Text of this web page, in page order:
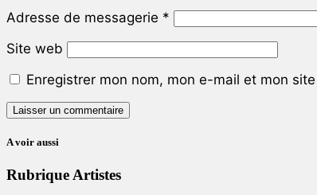
Adresse de messagerie *
Site web
Enregistrer mon nom, mon e-mail et mon
A voir aussi
Rubrique Artistes